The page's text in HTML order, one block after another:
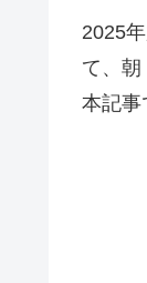
2025
て、朝
本記事